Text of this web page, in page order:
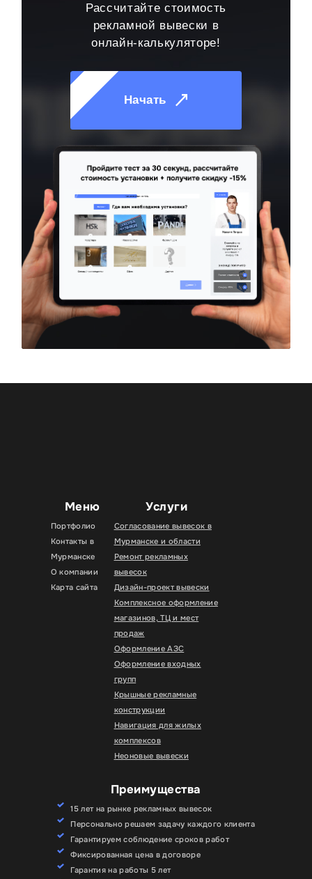
Рассчитайте стоимость
рекламной вывески в
онлайн-калькуляторе!
Начать
Меню
Портфолио
Контакты в
Мурманске
О компании
Карта сайта
Услуги
Согласование вывесок в
Мурманске и области
Ремонт рекламных
вывесок
Дизайн-проект вывески
Комплексное оформление
магазинов, ТЦ и мест
продаж
Оформление АЗС
Оформление входных
групп
Крышные рекламные
конструкции
Навигация для жилых
комплексов
Неоновые вывески
Преимущества
15 лет на рынке рекламных вывесок
Персонально решаем задачу каждого клиента
Гарантируем соблюдение сроков работ
Фиксированная цена в договоре
Гарантия на работы 5 лет